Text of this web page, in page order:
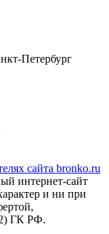
Петербург
сайта bronko.ru
интернет-сайт
и ни при
ГК РФ.